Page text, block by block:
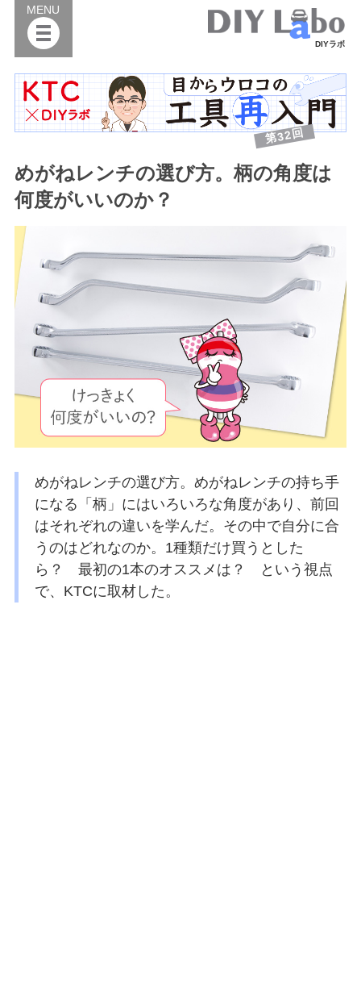
DIYラボ
MENU
第32回
めがねレンチの選び方。柄の角度は
何度がいいのか？
めがねレンチの選び方。めがねレンチの持ち手
になる「柄」にはいろいろな角度があり、前回
はそれぞれの違いを学んだ。その中で自分に合
うのはどれなのか。1種類だけ買うとした
ら？ 最初の1本のオススメは？ という視点
で、KTCに取材した。